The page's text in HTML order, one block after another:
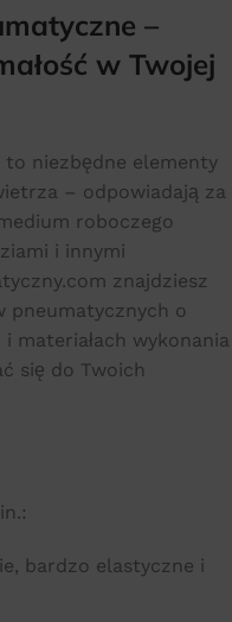
–
w Twojej
to niezbędne elementy
– odpowiadają za
roboczego
i innymi
znajdziesz
pneumatycznych o
materiałach wykonania
się do Twoich
bardzo elastyczne i